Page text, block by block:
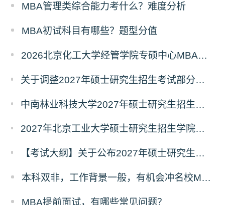
MBA管理类综合能力考什么？难度分析
MBA初试科目有哪些？题型分值
2026北京化工大学经管学院专硕中心MBA拟录取分析解读
关于调整2027年硕士研究生招生考试部分专业初试考试科目及参考书目的公告（二）
中南林业科技大学2027年硕士研究生招生考试初试科目调整情况公告
2027年北京工业大学硕士研究生招生学院、考试科目、考试大纲等调整情况
【考试大纲】关于公布2027年硕士研究生入学考试自命题考试科目考试大纲的通知
本科双非，工作背景一般，有机会冲名校MBA吗？
MBA提前面试，有哪些常见问题？